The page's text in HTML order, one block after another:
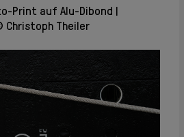
Print auf Alu-Dibond
Christoph Theiler